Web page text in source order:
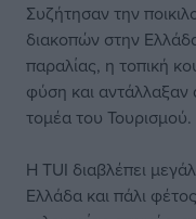
Συζήτησαν την
διακοπών στην
παραλίας, η τοπική
φύση και αντάλλαξαν
τομέα του Τουρισμού.
Η TUI διαβλέπει
Ελλάδα και πάλι